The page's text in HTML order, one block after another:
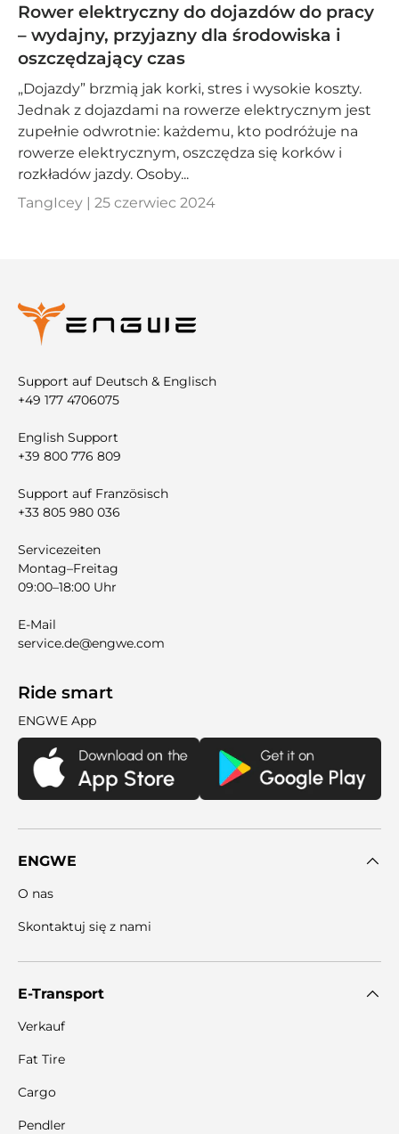
Rower elektryczny do dojazdów do pracy
– wydajny, przyjazny dla środowiska i
oszczędzający czas
„Dojazdy” brzmią jak korki, stres i wysokie koszty.
Jednak z dojazdami na rowerze elektrycznym jest
zupełnie odwrotnie: każdemu, kto podróżuje na
rowerze elektrycznym, oszczędza się korków i
rozkładów jazdy. Osoby...
TangIcey | 25 czerwiec 2024
Support auf Deutsch & Englisch
+49 177 4706075
English Support
+39 800 776 809
Support auf Französisch
+33 805 980 036
Servicezeiten
Montag–Freitag
09:00–18:00 Uhr
E-Mail
service.de@engwe.com
Ride smart
ENGWE App
ENGWE
O nas
Skontaktuj się z nami
E-Transport
Verkauf
Fat Tire
Cargo
Pendler